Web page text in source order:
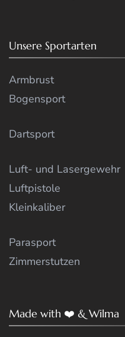
Unsere Sportarten
Armbrust
Bogensport
Dartsport
Luft- und Lasergewehr
Luftpistole
Kleinkaliber
Parasport
Zimmerstutzen
Made with ❤️ & Wilma